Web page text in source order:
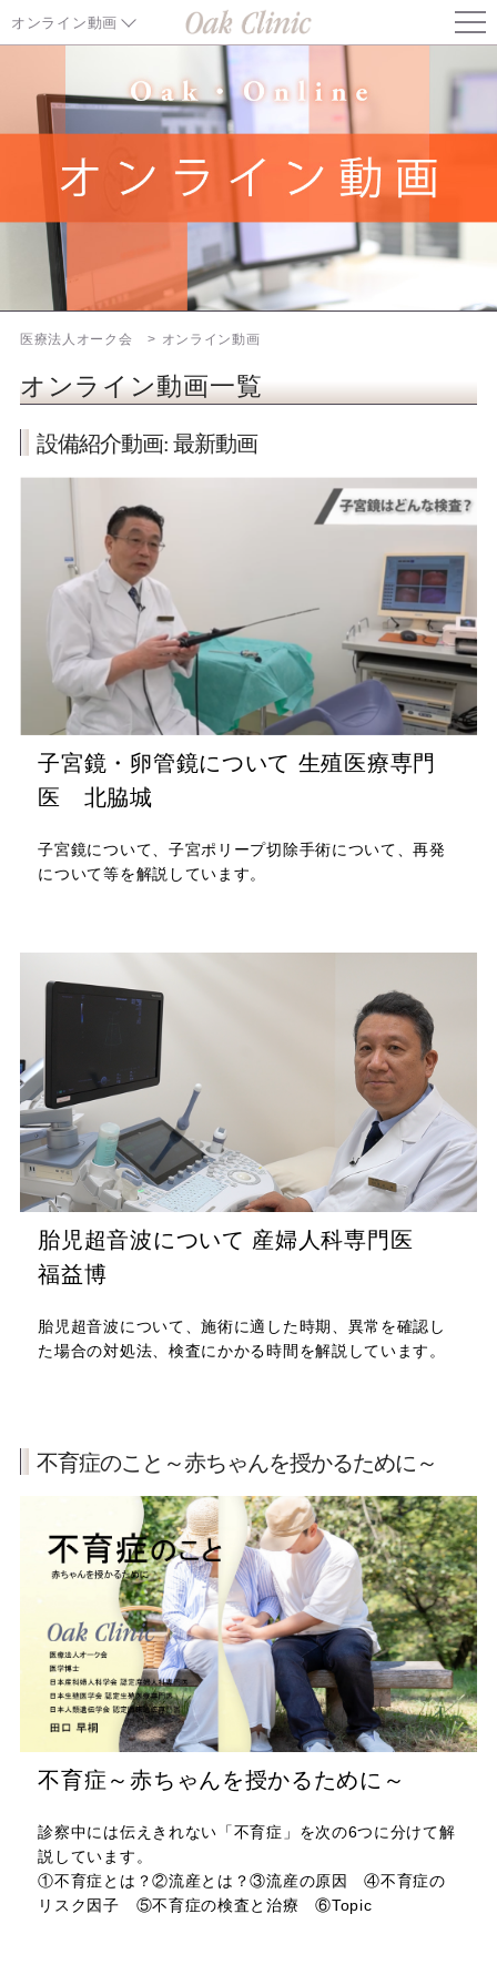
オンライン動画
オンライン動画TOPページ
オーク会ドクターから
オーク会説明動画
オーク会セミナー動画
不妊診療特集ページ
オーク会不妊ブログ
医療法人オーク会 オンライン動画
オンライン動画一覧
設備紹介動画: 最新動画
子宮鏡・卵管鏡について 生殖医療専門
医 北脇城
子宮鏡について、子宮ポリープ切除手術について、再発
について等を解説しています。
胎児超音波について 産婦人科専門医
福益博
胎児超音波について、施術に適した時期、異常を確認し
た場合の対処法、検査にかかる時間を解説しています。
不育症のこと～赤ちゃんを授かるために～
不育症～赤ちゃんを授かるために～
診察中には伝えきれない「不育症」を次の6つに分けて解
説しています。
①不育症とは？②流産とは？③流産の原因 ④不育症の
リスク因子 ⑤不育症の検査と治療 ⑥Topic